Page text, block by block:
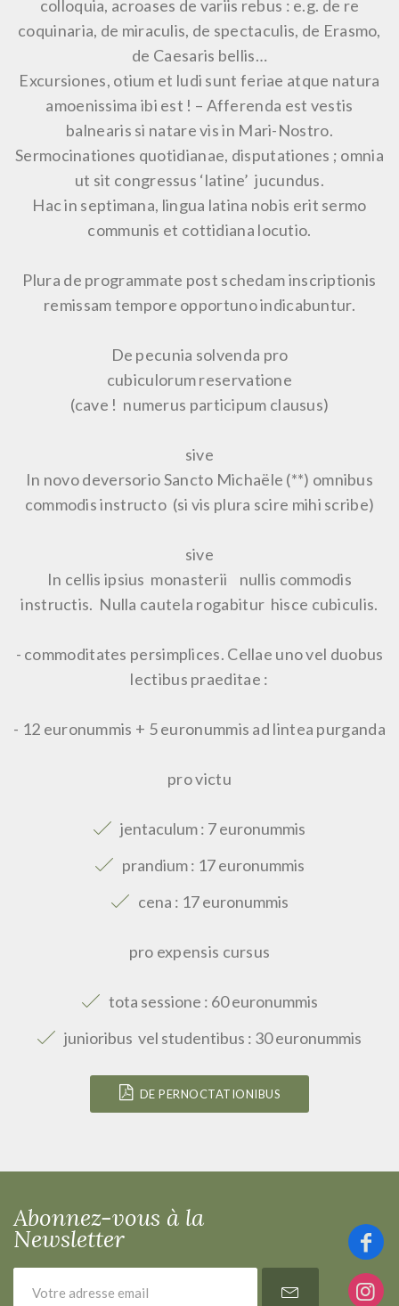
colloquia, acroases de variis rebus : e.g. de re
coquinaria, de miraculis, de spectaculis, de Erasmo,
de Caesaris bellis…
Excursiones, otium et ludi sunt feriae atque natura
amoenissima ibi est ! – Afferenda est vestis
balnearis si natare vis in Mari-Nostro.
Sermocinationes quotidianae, disputationes ; omnia
ut sit congressus ‘latine’ jucundus.
Hac in septimana, lingua latina nobis erit sermo
communis et cottidiana locutio.
Plura de programmate post schedam inscriptionis
remissam tempore opportuno indicabuntur.
De pecunia solvenda pro
cubiculorum reservatione
(cave ! numerus participum clausus)
sive
In novo deversorio Sancto Michaële (**) omnibus
commodis instructo (si vis plura scire mihi scribe)
sive
In cellis ipsius monasterii nullis commodis
instructis. Nulla cautela rogabitur hisce cubiculis.
- commoditates persimplices. Cellae uno vel duobus
lectibus praeditae :
- 12 euronummis + 5 euronummis ad lintea purganda
pro victu
jentaculum : 7 euronummis
prandium : 17 euronummis
cena : 17 euronummis
pro expensis cursus
tota sessione : 60 euronummis
junioribus vel studentibus : 30 euronummis
DE PERNOCTATIONIBUS
Abonnez-vous à la
Newsletter